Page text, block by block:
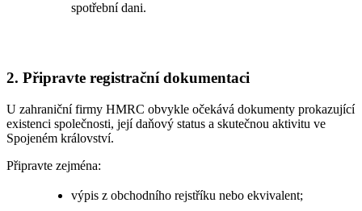
spotřební dani.
2. Připravte registrační dokumentaci
U zahraniční firmy HMRC obvykle očekává dokumenty prokazující
existenci společnosti, její daňový status a skutečnou aktivitu ve
Spojeném království.
Připravte zejména:
výpis z obchodního rejstříku nebo ekvivalent;